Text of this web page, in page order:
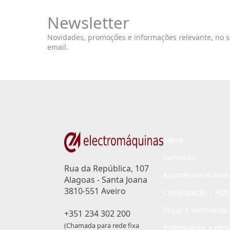
Newsletter
Novidades, promoções e informações relevante, no
email.
Rua da República, 107
Alagoas - Santa Joana
3810-551 Aveiro
+351 234 302 200
(Chamada para rede fixa